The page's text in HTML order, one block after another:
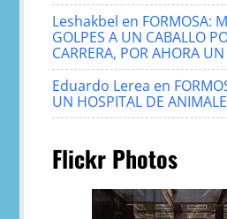
Leshakbel en FORMOSA:
GOLPES A UN CABALLO
CARRERA, POR AHORA
Eduardo Lerea en
UN HOSPITAL DE
Flickr Photos